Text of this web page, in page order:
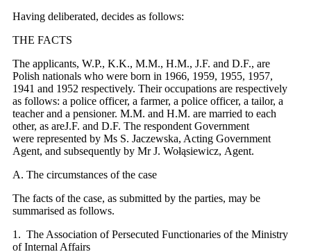
Having deliberated, decides as follows:
THE FACTS
The applicants, W.P., K.K., M.M., H.M., J.F. and D.F., are
Polish nationals who were born in 1966, 1959, 1955, 1957,
1941 and 1952 respectively. Their occupations are respectively
as follows: a police officer, a farmer, a police officer, a tailor, a
teacher and a pensioner. M.M. and H.M. are married to each
other, as areJ.F. and D.F. The respondent Government
were represented by Ms S. Jaczewska, Acting Government
Agent, and subsequently by Mr J. Wołąsiewicz, Agent.
A. The circumstances of the case
The facts of the case, as submitted by the parties, may be
summarised as follows.
1. The Association of Persecuted Functionaries of the Ministry
of Internal Affairs